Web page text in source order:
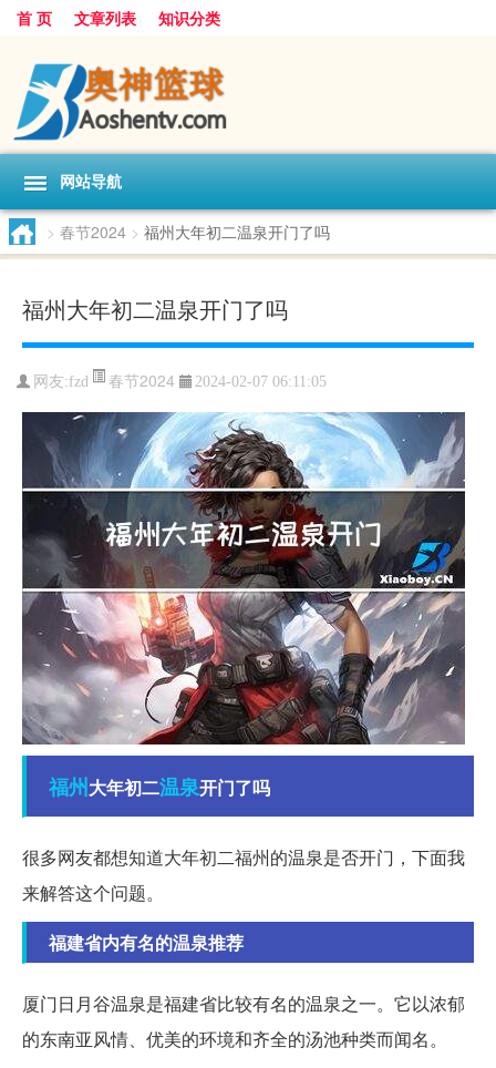
首 页 文章列表 知识分类
网站导航
> 春节2024 > 福州大年初二温泉开门了吗
福州大年初二温泉开门了吗
网友:fzd 春节2024 2024-02-07 06:11:05
福州大年初二温泉开门了吗
很多网友都想知道大年初二福州的温泉是否开门，下面我
来解答这个问题。
福建省内有名的温泉推荐
厦门日月谷温泉是福建省比较有名的温泉之一。它以浓郁
的东南亚风情、优美的环境和齐全的汤池种类而闻名。